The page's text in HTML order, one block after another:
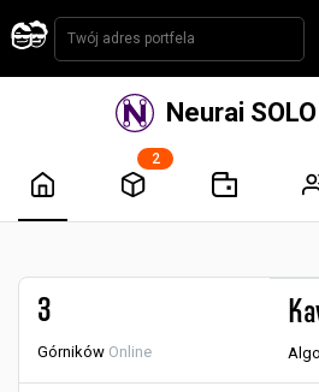
Neurai
2
3
Górników Online